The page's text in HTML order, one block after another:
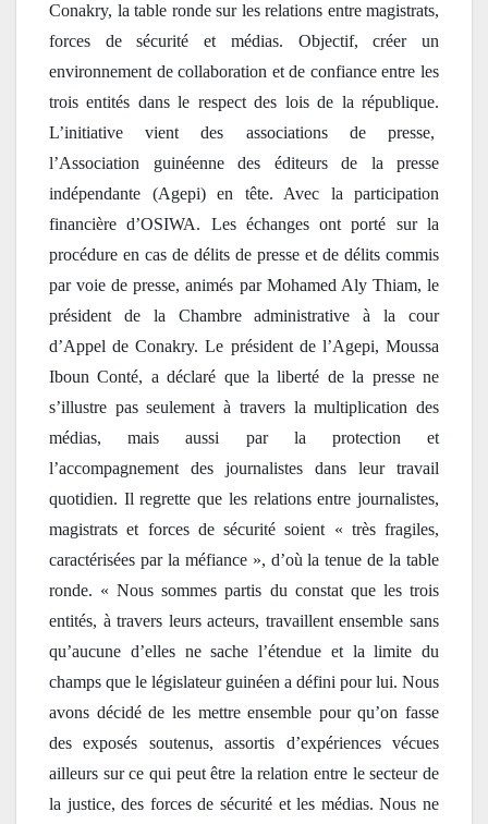
Conakry, la table ronde sur les relations entre magistrats,
forces de sécurité et médias. Objectif, créer un
environnement de collaboration et de confiance entre les
trois entités dans le respect des lois de la république.
L’initiative vient des associations de presse,
l’Association guinéenne des éditeurs de la presse
indépendante (Agepi) en tête. Avec la participation
financière d’OSIWA. Les échanges ont porté sur la
procédure en cas de délits de presse et de délits commis
par voie de presse, animés par Mohamed Aly Thiam, le
président de la Chambre administrative à la cour
d’Appel de Conakry. Le président de l’Agepi, Moussa
Iboun Conté, a déclaré que la liberté de la presse ne
s’illustre pas seulement à travers la multiplication des
médias, mais aussi par la protection et
l’accompagnement des journalistes dans leur travail
quotidien. Il regrette que les relations entre journalistes,
magistrats et forces de sécurité soient « très fragiles,
caractérisées par la méfiance », d’où la tenue de la table
ronde. « Nous sommes partis du constat que les trois
entités, à travers leurs acteurs, travaillent ensemble sans
qu’aucune d’elles ne sache l’étendue et la limite du
champs que le législateur guinéen a défini pour lui. Nous
avons décidé de les mettre ensemble pour qu’on fasse
des exposés soutenus, assortis d’expériences vécues
ailleurs sur ce qui peut être la relation entre le secteur de
la justice, des forces de sécurité et les médias. Nous ne